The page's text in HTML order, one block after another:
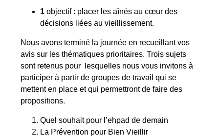
1 objectif : placer les aînés au cœur des
décisions liées au vieillissement.
Nous avons terminé la journée en recueillant vos
avis sur les thématiques prioritaires. Trois sujets
sont retenus pour lesquelles nous vous invitons à
participer à partir de groupes de travail qui se
mettent en place et qui permettront de faire des
propositions.
Quel souhait pour l’ehpad de demain
La Prévention pour Bien Vieillir